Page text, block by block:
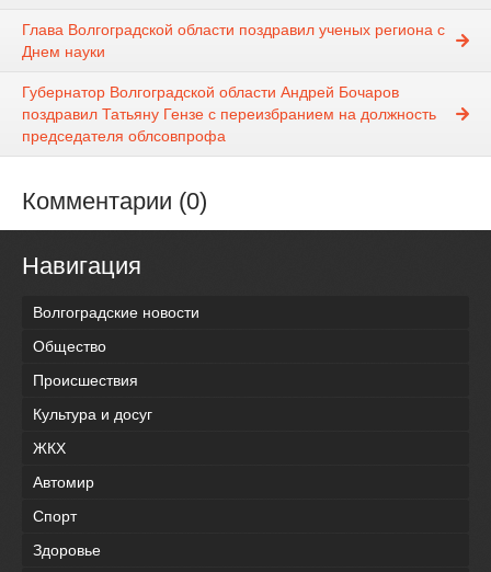
Глава Волгоградской области поздравил ученых региона с
Днем науки
Губернатор Волгоградской области Андрей Бочаров
поздравил Татьяну Гензе с переизбранием на должность
председателя облсовпрофа
Комментарии (0)
Навигация
Волгоградские новости
Общество
Происшествия
Культура и досуг
ЖКХ
Автомир
Спорт
Здоровье